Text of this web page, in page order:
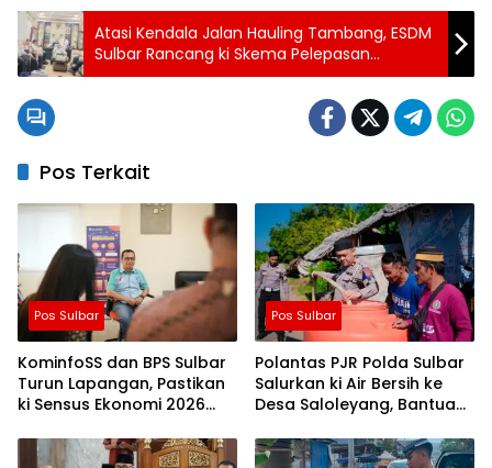
Atasi Kendala Jalan Hauling Tambang, ESDM
Sulbar Rancang ki Skema Pelepasan
Kawasan Hutan
Pos Terkait
Pos Sulbar
KominfoSS dan BPS Sulbar
Turun Lapangan, Pastikan
ki Sensus Ekonomi 2026
Akurat
Pos Sulbar
Polantas PJR Polda Sulbar
Salurkan ki Air Bersih ke
Desa Saloleyang, Bantuan
Kemarau